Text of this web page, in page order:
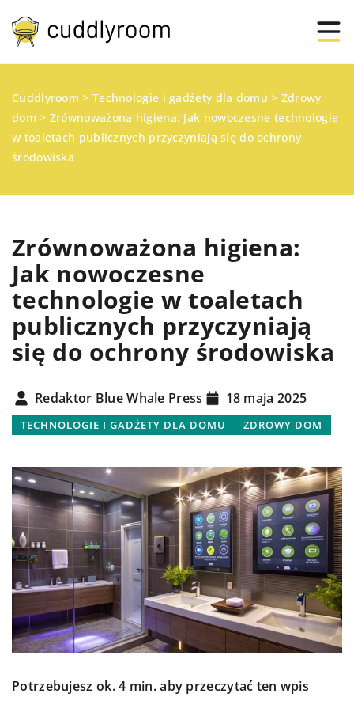
Cuddlyroom > Technologie i gadżety dla domu > Zdrowy
dom > Zrównoważona higiena: Jak nowoczesne technologie
w toaletach publicznych przyczyniają się do ochrony
środowiska
Zrównoważona higiena:
Jak nowoczesne
technologie w toaletach
publicznych przyczyniają
się do ochrony środowiska
Redaktor Blue Whale Press 18 maja 2025
TECHNOLOGIE I GADŻETY DLA DOMU ZDROWY DOM
Potrzebujesz ok. 4 min. aby przeczytać ten wpis